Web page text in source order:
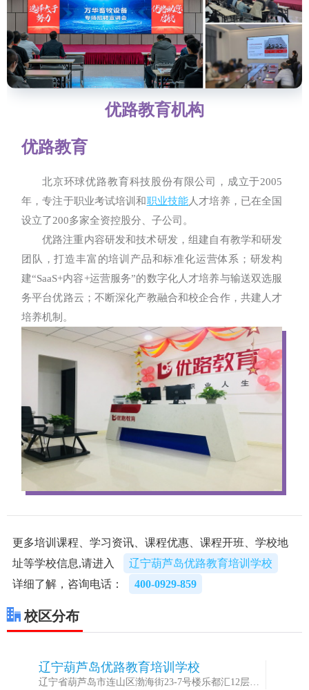
优路教育机构
优路教育
北京环球优路教育科技股份有限公司，成立于2005
年，专注于职业考试培训和职业技能人才培养，已在全国
设立了200多家全资控股分、子公司。
优路注重内容研发和技术研发，组建自有教学和研发
团队，打造丰富的培训产品和标准化运营体系；研发构
建“SaaS+内容+运营服务”的数字化人才培养与输送双选服
务平台优路云；不断深化产教融合和校企合作，共建人才
培养机制。
更多培训课程、学习资讯、课程优惠、课程开班、学校地
址等学校信息,请进入
辽宁葫芦岛优路教育培训学校
详细了解，咨询电话：
400-0929-859
校区分布
辽宁葫芦岛优路教育培训学校
辽宁省葫芦岛市连山区渤海街23-7号楼乐都汇12层